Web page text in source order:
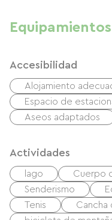
Aucune route ni
premiers
Equipamientos
Accesibilidad
Alojamiento
Espacio de
Aseos adaptados
Actividades
lago Cuerpo
Senderismo
Tenis
Cancha